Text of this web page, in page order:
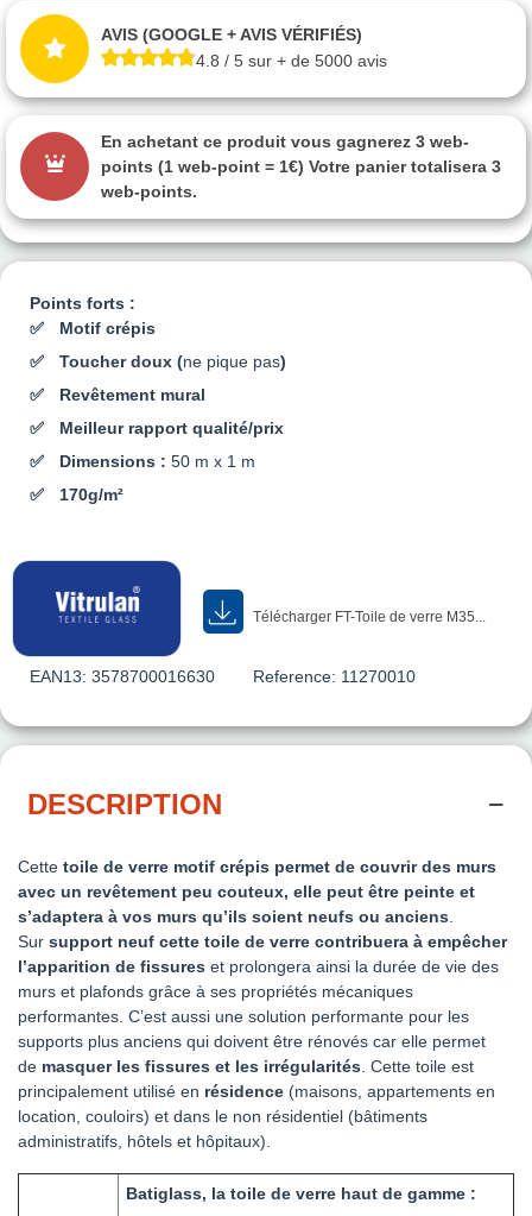
Points forts :
Motif crépis
Toucher doux (ne pique pas)
Revêtement mural
Meilleur rapport qualité/prix
Dimensions : 50 m x 1 m
170g/m²
Télécharger FT-Toile de verre M35...
EAN13: 3578700016630 Reference: 11270010
AVIS (GOOGLE + AVIS VÉRIFIÉS)
4.8 / 5 sur + de 5000 avis
En achetant ce produit vous gagnerez 3 web-
points (1 web-point = 1€) Votre panier totalisera 3
web-points.
DESCRIPTION
Cette toile de verre motif crépis permet de couvrir des murs
avec un revêtement peu couteux, elle peut être peinte et
s’adaptera à vos murs qu’ils soient neufs ou anciens
Sur support neuf cette toile de verre contribuera à empêcher
l’apparition de fissures et prolongera ainsi la durée de vie des
murs et plafonds grâce à ses propriétés mécaniques
performantes. C’est aussi une solution performante pour les
supports plus anciens qui doivent être rénovés car elle permet
de masquer les fissures et les irrégularités . Cette toile est
principalement utilisé en résidence (maisons, appartements en
location, couloirs) et dans le non résidentiel (bâtiments
administratifs, hôtels et hôpitaux).
Batiglass, la toile de verre haut de gamme :